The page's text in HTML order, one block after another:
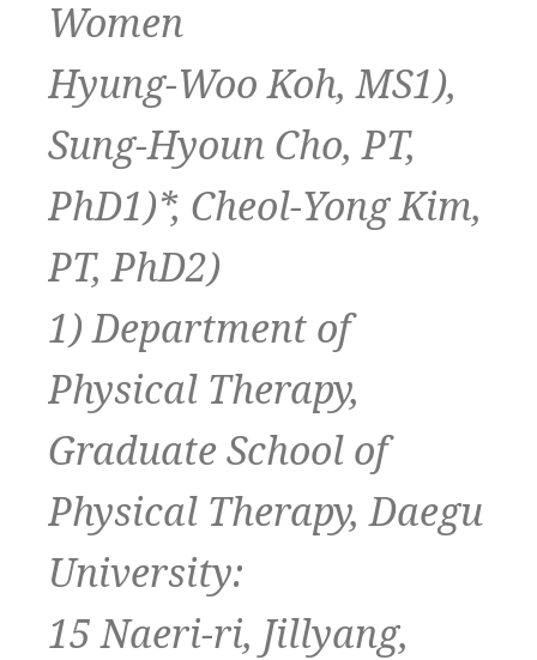
Women
Hyung-Woo Koh, MS1),
Sung-Hyoun Cho, PT,
PhD1)*, Cheol-Yong Kim,
PT, PhD2)
1) Department of
Physical Therapy,
Graduate School of
Physical Therapy, Daegu
University:
15 Naeri-ri, Jillyang,